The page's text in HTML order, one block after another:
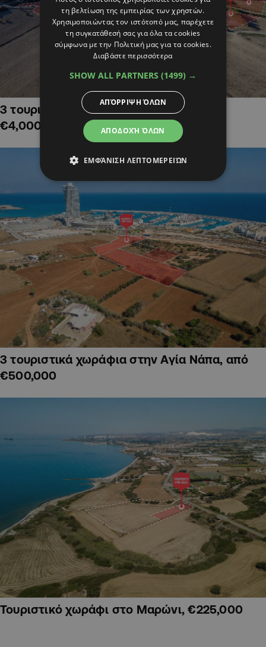
3 τουριστικά χωράφια στην Αλαμινό,
€4,000,000
3 τουριστικά χωράφια στην Αγία Νάπα, από
€500,000
Τουριστικό χωράφι στο Μαρώνι, €225,000
τη βελτίωση της εμπειρίας των χρηστών.
Χρησιμοποιώντας τον ιστότοπό μας, παρέχετε
τη συγκατάθεσή σας για όλα τα cookies
σύμφωνα με την Πολιτική μας για τα cookies.
Διαβάστε περισσότερα
SHOW ALL PARTNERS (1499) →
ΑΠΟΔΟΧΉ ΌΛΩΝ
ΑΠΌΡΡΙΨΗ ΌΛΩΝ
ΕΜΦΆΝΙΣΗ ΛΕΠΤΟΜΕΡΕΙΏΝ